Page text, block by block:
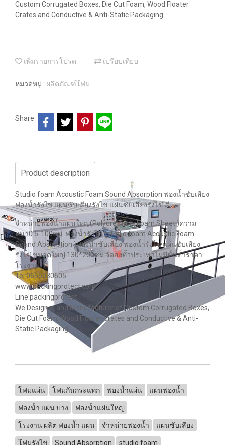
Custom Corrugated Boxes, Die Cut Foam, Wood Floater
Crates and Conductive & Anti-Static Packaging
เพิ่มรายการโปรด เปรียบเทียบ
หมวดหมู่ : ผลิตภัณฑ์โฟม
Share
Product description
Studio foam Acoustic Foam Sound Absorption ฟองน้ำซับเสียง
ฟองน้ำรังไข่ แผ่นซับเสียงรังไข่ แผ่นซับเสียงรังไข่ สี
จำหน่ายฟองน้ำแผ่นใหญ่(Polyurethane Foam Sheet )ความ
หนา0.5-100ซม. ฟองน้ำรังไข่ (studio foam Acoustic Foam
Sound Absorption )ฟองน้ำซับเสียง ฟองน้ำรังไข่ แผ่นซับเสียง
รังไข่ ขนาดใหญ่ 130*200ซม.จัดส่งทั้วประเทศไม่มีขั้นต่ำราคา
โรงงาน
Tel:0655030605
www.packingprotect.com
Line:packingprotect
We Designer and Manufacturer of Custom Corrugated Boxes,
Die Cut Foam, Wood Floater Crates and Conductive & Anti-
Static Packaging
โฟมแผ่น โฟมกันกระแทก ฟองน้ำแผ่น แผ่นฟองน้ำ
ฟองน้ำ แผ่น บาง ฟองน้ำแผ่นใหญ่
โรงงาน ผลิต ฟองน้ำ แผ่น จำหน่ายฟองน้ำ แผ่นซับเสียง
โฟมรังไข่ Sound Absorption studio foam